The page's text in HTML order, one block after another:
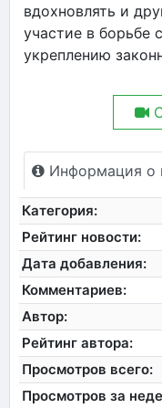
вдохновлять и
участие в борьбе
укреплению
Информация о
Категория:
Рейтинг новости:
Дата добавления:
Комментариев:
Автор:
Рейтинг автора:
Просмотров всего:
Просмотров за